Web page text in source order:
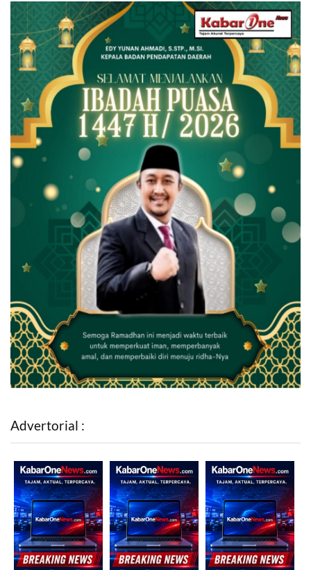
Advertorial :